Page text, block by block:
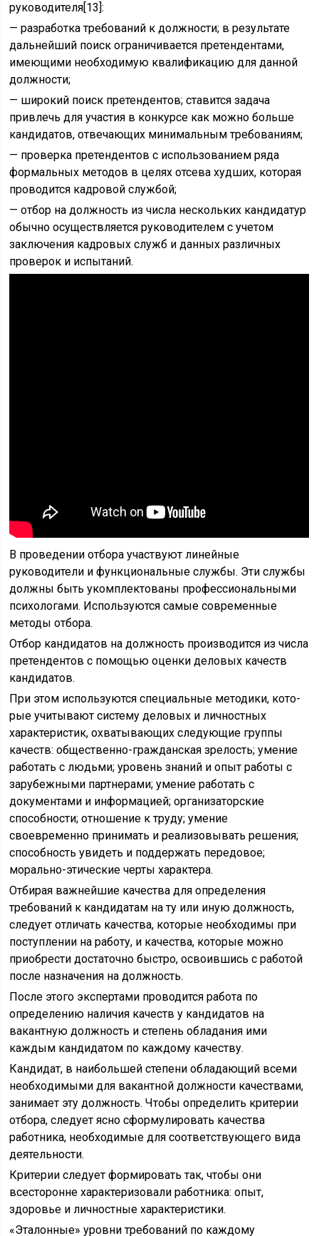
руководителя[13]:
— разработка требований к должности; в результате
дальнейший поиск ограничивается претендентами,
имеющими необходимую квалификацию для данной
должности;
— широкий поиск претендентов; ставится задача
привлечь для участия в конкурсе как можно больше
кандидатов, отвечающих минимальным требованиям;
— проверка претендентов с использованием ряда
формальных методов в целях отсева худших, которая
проводится кадровой службой;
— отбор на должность из числа нескольких кандидатур
обычно осуществляется руководителем с учетом
заключения кадровых служб и данных различных
проверок и испытаний.
В проведении отбора участвуют линейные
руководители и функциональные службы. Эти службы
должны быть укомплектованы профессиональными
психологами. Используются самые современные
методы отбора.
Отбор кандидатов на должность производится из числа
претендентов с помощью оценки деловых качеств
кан­дидатов.
При этом используются специальные методики, кото­
рые учитывают систему деловых и личностных
характеристик, охватывающих следующие группы
качеств: общественно-гражданская зрелость; уме­ние
работать с людьми; уровень зна­ний и опыт работы с
зарубежными партнерами; умение работать с
документами и информацией; организаторские
способности; отношение к труду; умение
своевременно принимать и реализо­вывать решения;
способность увидеть и поддержать передо­вое;
морально-этические черты характера.
Отбирая важнейшие ка­чества для определения
требований к кандидатам на ту или иную должность,
следует отличать качества, которые необходи­мы при
поступлении на работу, и качества, которые можно
при­обрести достаточно быстро, освоившись с работой
после назначения на должность.
После этого экспертами проводится работа по
определению наличия качеств у кандидатов на
вакантную должность и сте­пень обладания ими
каждым кандидатом по каждому качеству.
Кандидат, в наибольшей степени обладающий всеми
необхо­димыми для вакантной должности качествами,
занимает эту должность. Чтобы определить критерии
отбора, следует ясно сформулировать качества
работника, необходимые для соответ­ствующего вида
деятельности.
Критерии следует формировать так, чтобы они
всесторонне характеризовали работника: опыт,
здоровье и личностные характеристики.
«Эталонные» уровни требований по каждому